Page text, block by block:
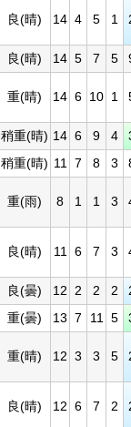
良(晴) 14 4 5 1
良(晴) 14 5 7 5
重(晴) 14 6 10 1
稍重(晴) 14 6 9 4
稍重(晴) 11 7 8 3
重(雨) 8 1 1 3
良(晴) 11 6 7 3
良(曇) 12 2 2 2
重(曇) 13 7 11 5
重(晴) 12 3 3 5
良(晴) 12 6 7 2